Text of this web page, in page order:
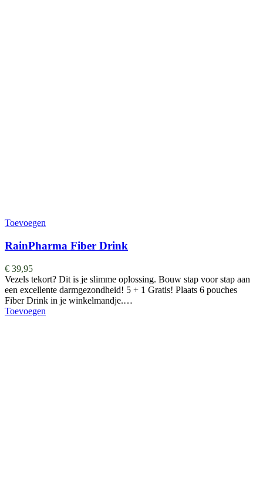
Toevoegen
RainPharma Fiber Drink
€ 39,95
Vezels tekort? Dit is je slimme oplossing. Bouw stap voor stap aan
een excellente darmgezondheid! 5 + 1 Gratis! Plaats 6 pouches
Fiber Drink in je winkelmandje.…
Toevoegen